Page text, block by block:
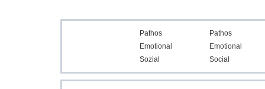
Pathos
Emotional
Sozial
Pathos
Emotional
Social